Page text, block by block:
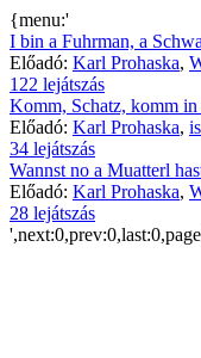
{menu:'
I bin a Fuhrman, a
Előadó: Karl Prohaska,
122 lejátszás
Komm, Schatz, komm in
Előadó: Karl Prohaska,
34 lejátszás
Wannst no a Muatterl
Előadó: Karl Prohaska,
28 lejátszás